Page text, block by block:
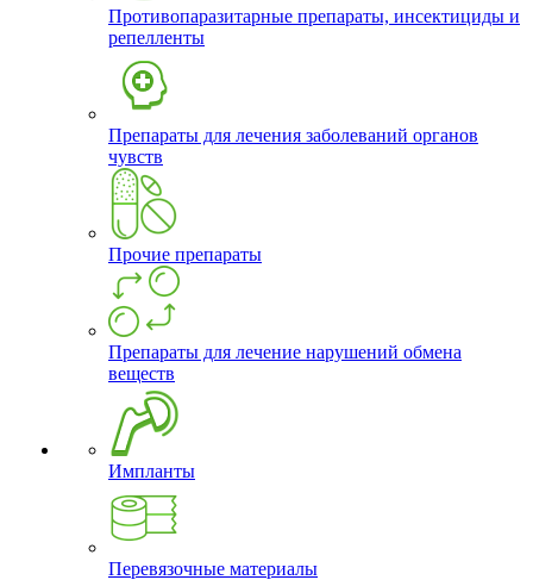
Противопаразитарные препараты, инсектициды и
репелленты
Препараты для лечения заболеваний органов
чувств
Прочие препараты
Препараты для лечение нарушений обмена
веществ
Импланты
Перевязочные материалы